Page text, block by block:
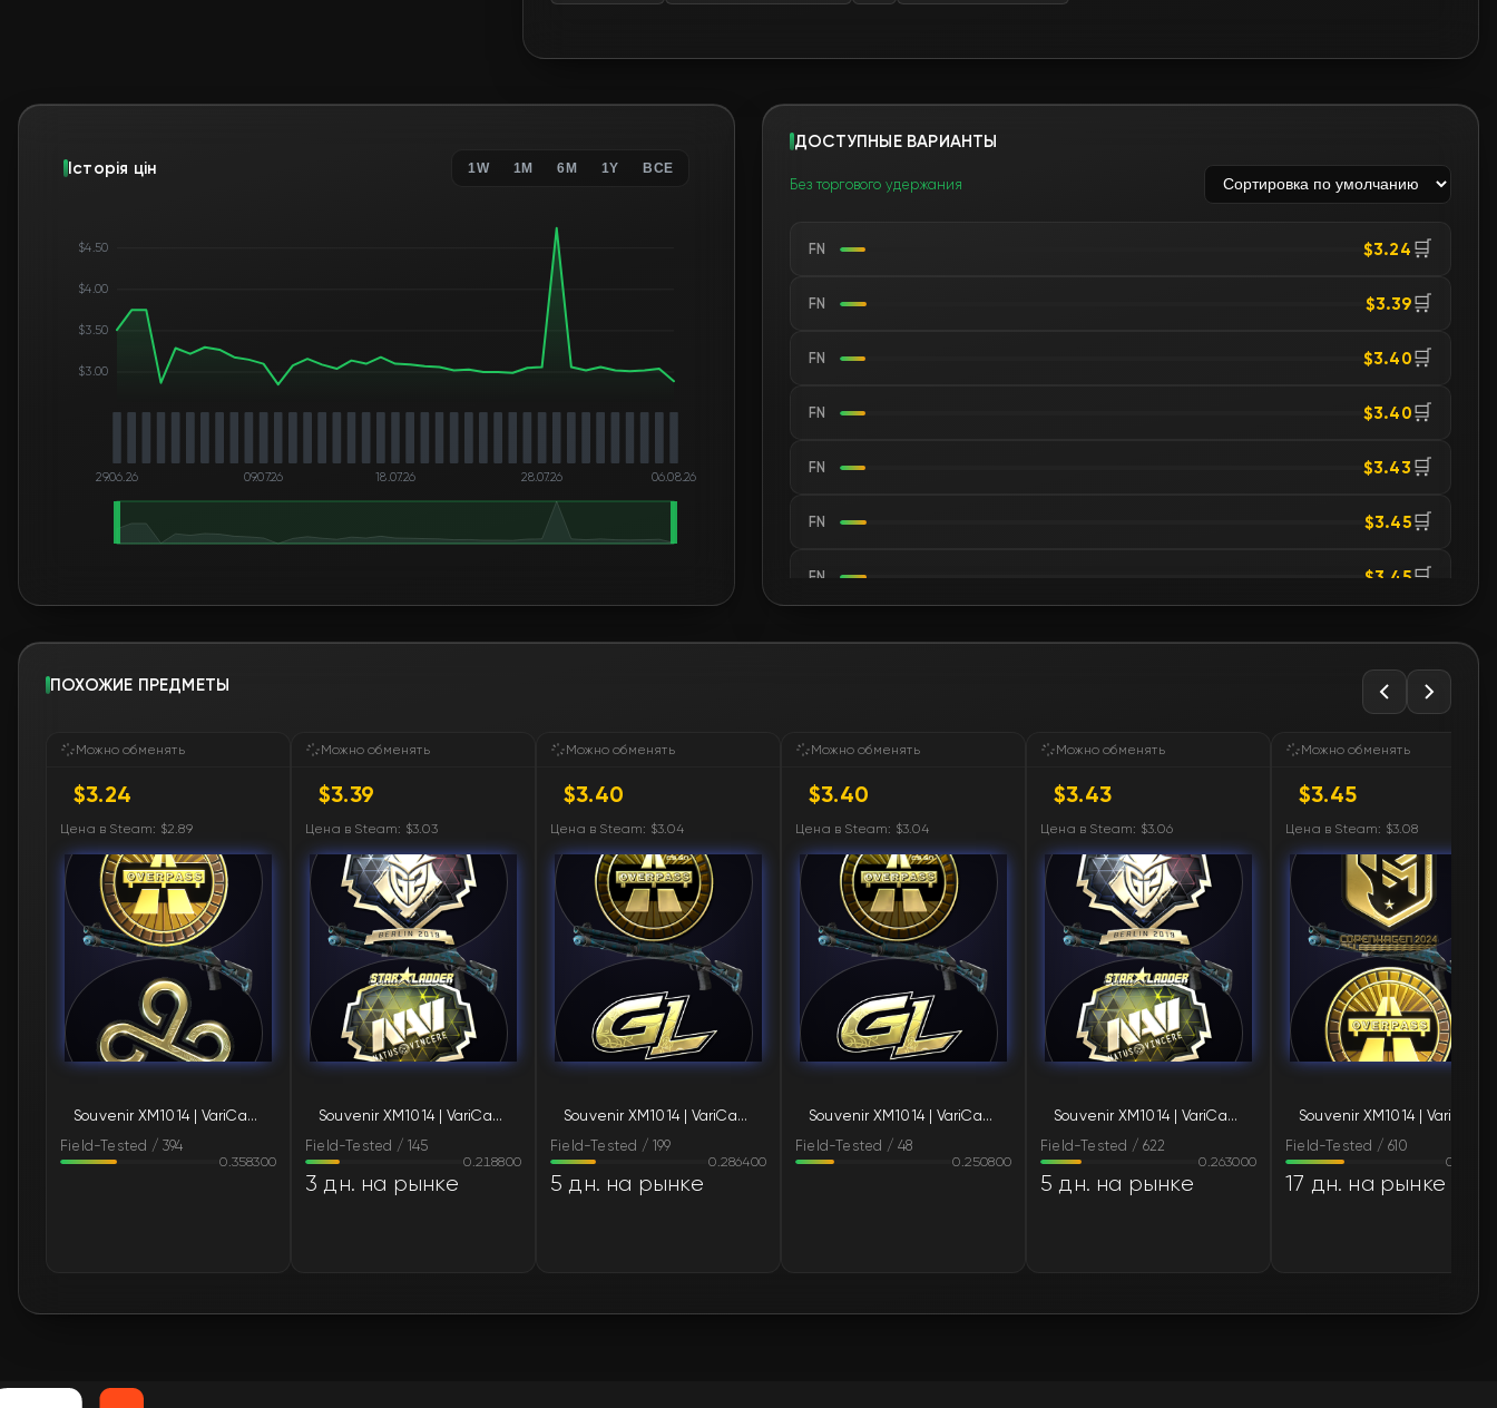
Історія цін 1W 1M 6M 1Y ВСЕ
$3.00
$3.50
$4.00
$4.50
29.06.26 09.07.26 18.07.26 28.07.26 06.08.26
ДОСТУПНЫЕ ВАРИАНТЫ
Без торгового удержания
FN $3.24 🛒
FN $3.39🛒
FN $3.40🛒
FN $3.40🛒
FN $3.43 🛒
FN $3.45🛒
FN $3.45🛒
$3.46 🛒
FN
FN $3.47🛒
$3.47🛒
$3.47🛒
$3.53🛒
FN $3.63🛒
FN $3.63🛒
$3.73🛒
ПОХОЖИЕ ПРЕДМЕТЫ
Можно обменять
$3.24
Цена в Steam: $2.89
Souvenir XM1014 | VariCamo Blue (Field-Tested)
Field-Tested / 394
0.358300
Можно обменять
$3.39
Цена в Steam: $3.03
Souvenir XM1014 | VariCamo Blue (Field-Tested)
Field-Tested / 145
0.218800
3 дн. на рынке
Можно обменять
$3.40
Цена в Steam: $3.04
Souvenir XM1014 | VariCamo Blue (Field-Tested)
Field-Tested / 199
0.286400
5 дн. на рынке
Можно обменять
$3.40
Цена в Steam: $3.04
Souvenir XM1014 | VariCamo Blue (Field-Tested)
Field-Tested / 48
0.250800
Можно обменять
$3.43
Цена в Steam: $3.06
Souvenir XM1014 | VariCamo Blue (Field-Tested)
Field-Tested / 622
0.263000
5 дн. на рынке
Можно обменять
$3.45
Цена в Steam: $3.08
Field-Tested / 610
17 дн. на рынке